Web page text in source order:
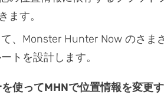
ます。
、Monster Hunter Now のさま
トを設計します。
ってMHNで位置情報を変更